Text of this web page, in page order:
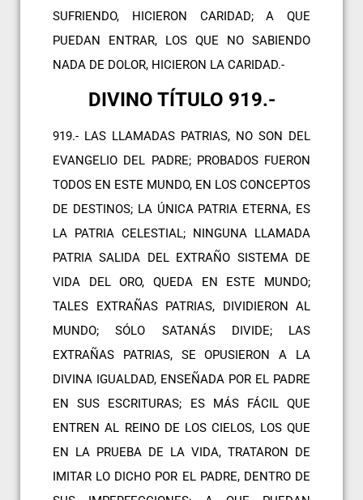
SUFRIENDO, HICIERON CARIDAD; A QUE
PUEDAN ENTRAR, LOS QUE NO SABIENDO
NADA DE DOLOR, HICIERON LA CARIDAD.-
DIVINO TÍTULO 919.-
919.- LAS LLAMADAS PATRIAS, NO SON DEL
EVANGELIO DEL PADRE; PROBADOS FUERON
TODOS EN ESTE MUNDO, EN LOS CONCEPTOS
DE DESTINOS; LA ÚNICA PATRIA ETERNA, ES
LA PATRIA CELESTIAL; NINGUNA LLAMADA
PATRIA SALIDA DEL EXTRAÑO SISTEMA DE
VIDA DEL ORO, QUEDA EN ESTE MUNDO;
TALES EXTRAÑAS PATRIAS, DIVIDIERON AL
MUNDO; SÓLO SATANÁS DIVIDE; LAS
EXTRAÑAS PATRIAS, SE OPUSIERON A LA
DIVINA IGUALDAD, ENSEÑADA POR EL PADRE
EN SUS ESCRITURAS; ES MÁS FÁCIL QUE
ENTREN AL REINO DE LOS CIELOS, LOS QUE
EN LA PRUEBA DE LA VIDA, TRATARON DE
IMITAR LO DICHO POR EL PADRE, DENTRO DE